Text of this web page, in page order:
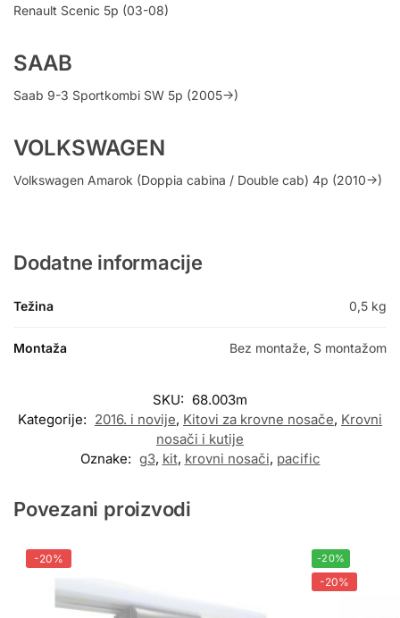
Renault Scenic 5p (03-08)
SAAB
Saab 9-3 Sportkombi SW 5p (2005->)
VOLKSWAGEN
Volkswagen Amarok (Doppia cabina / Double cab) 4p (2010->)
Dodatne informacije
Težina 0,5 kg
Montaža Bez montaže, S montažom
SKU: 68.003m
Kategorije: 2016. i novije, Kitovi za krovne nosače, Krovni
nosači i kutije
Oznake: g3, kit, krovni nosači, pacific
Povezani proizvodi
-20% -20%
-20%